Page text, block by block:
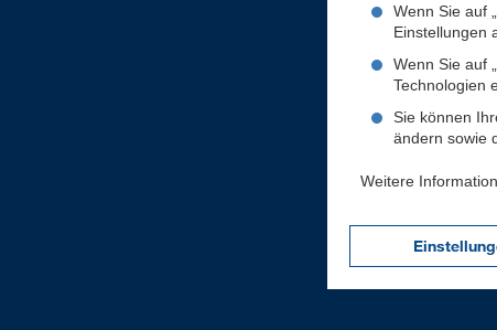
Wenn Sie auf
Einstellungen
Wenn Sie auf
Technologien
Sie können
ändern sowie
Weitere